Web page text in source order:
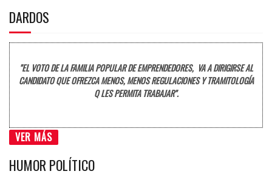
DARDOS
"EL VOTO DE LA FAMILIA POPULAR DE EMPRENDEDORES, VA A DIRIGIRSE AL
CANDIDATO QUE OFREZCA MENOS, MENOS REGULACIONES Y TRAMITOLOGÍA
Q LES PERMITA TRABAJAR".
VER MÁS
HUMOR POLÍTICO